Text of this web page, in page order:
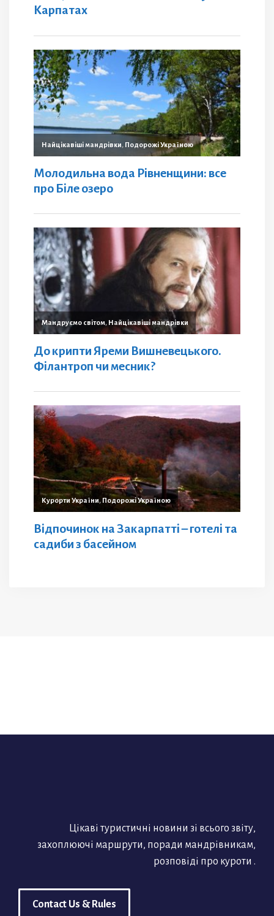
Цікаві туристичні новини зі всього звіту,
захоплюючі маршрути, поради мандрівникам,
розповіді про куроти .
Contact Us & Rules